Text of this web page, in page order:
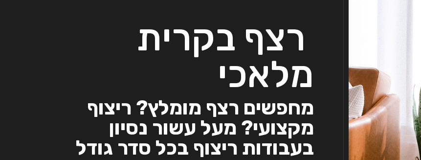
רצף בקרית
מלאכי
מחפשים רצף מומלץ? ריצוף
מקצועי? מעל עשור נסיון
בעבודות ריצוף בכל סדר גודל